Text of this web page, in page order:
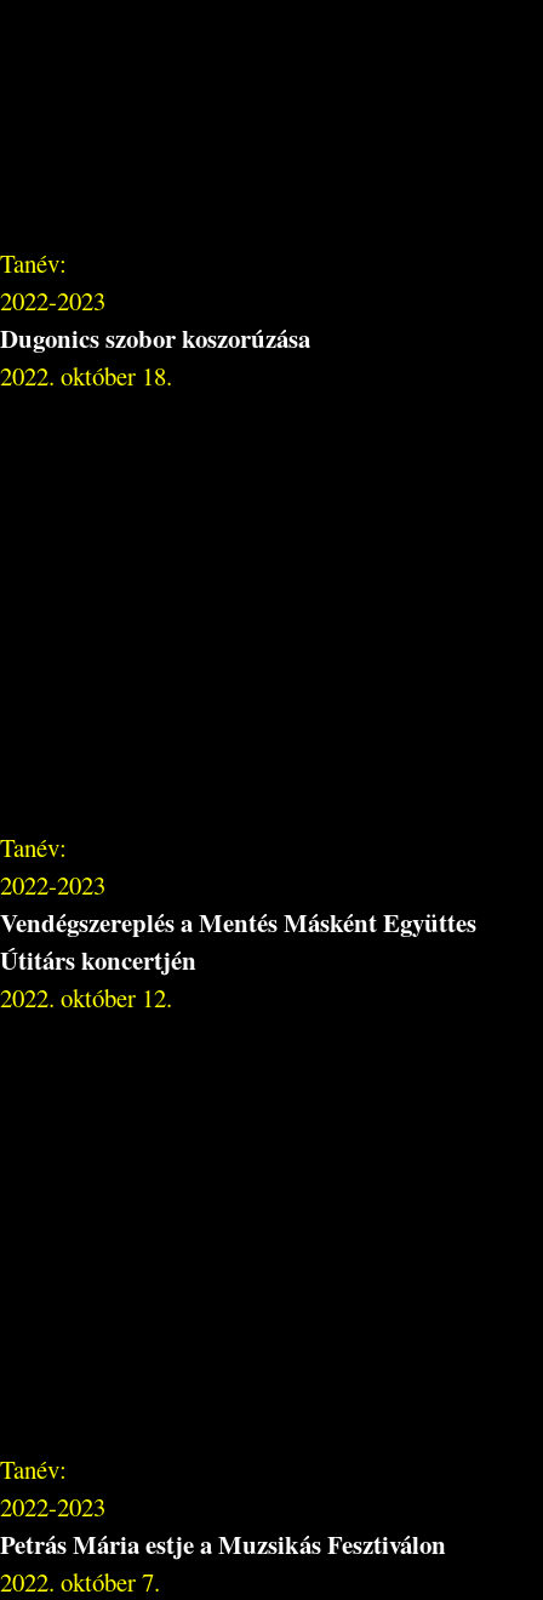
Tanév:
2022-2023
Dugonics szobor koszorúzása
2022. október 18.
Tanév:
2022-2023
Vendégszereplés a Mentés Másként Együttes
Útitárs koncertjén
2022. október 12.
Tanév:
2022-2023
Petrás Mária estje a Muzsikás Fesztiválon
2022. október 7.